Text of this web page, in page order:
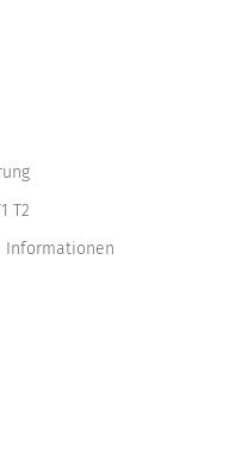
T2
Informationen